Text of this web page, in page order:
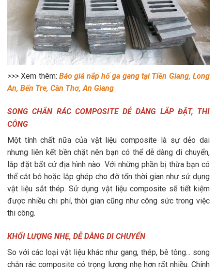
>>> Xem thêm: Báo giá nắp hố ga gang tại Tiền Giang, Long
An, Bến Tre, Cần Thơ, An Giang
SONG CHẮN RÁC COMPOSITE DỄ DÀNG LẮP ĐẶT, THI
CÔNG
Một tính chất nữa của vật liệu composite là sự dẻo dai
nhưng liên kết bền chặt nên bạn có thể dễ dàng di chuyển,
lắp đặt bất cứ địa hình nào. Với những phần bị thừa bạn có
thể cắt bỏ hoặc lắp ghép cho đỡ tốn thời gian như sử dụng
vật liệu sắt thép. Sử dụng vật liệu composite sẽ tiết kiệm
được nhiều chi phí, thời gian cũng như công sức trong việc
thi công.
KHỐI LƯỢNG NHẸ, DỄ DÀNG DI CHUYỂN
So với các loại vật liệu khác như gang, thép, bê tông... song
chắn rác composite có trọng lượng nhẹ hơn rất nhiều. Chính